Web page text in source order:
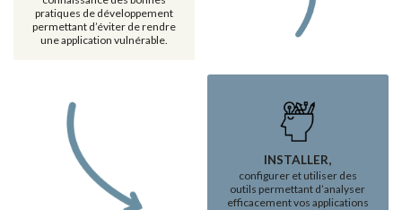
pratiques de développement
permettant d’éviter de rendre
une application vulnérable.
INSTALLER,
configurer et utiliser des
outils permettant d’analyser
efficacement vos applications